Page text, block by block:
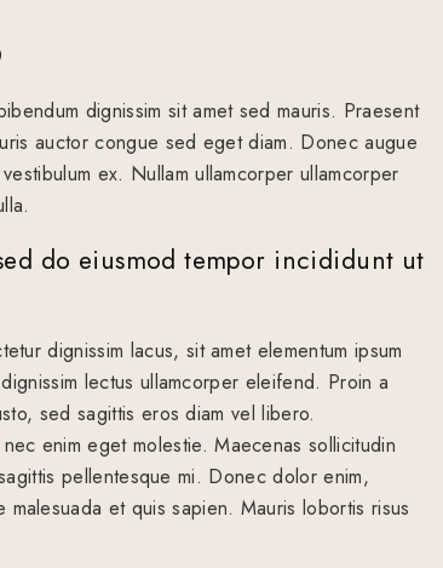
dignissim sit amet sed mauris. Praesent
auctor congue sed eget diam. Donec augue
ex. Nullam ullamcorper ullamcorper
do eiusmod tempor incididunt ut
dignissim lacus, sit amet elementum ipsum
lectus ullamcorper eleifend. Proin a
sed sagittis eros diam vel libero.
enim eget molestie. Maecenas sollicitudin
pellentesque mi. Donec dolor enim,
et quis sapien. Mauris lobortis risus